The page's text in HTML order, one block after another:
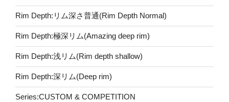
Rim Depth:リム深さ普通(Rim Depth Normal)
Rim Depth:極深リム(Amazing deep rim)
Rim Depth:浅リム(Rim depth shallow)
Rim Depth:深リム(Deep rim)
Series:CUSTOM & COMPETITION